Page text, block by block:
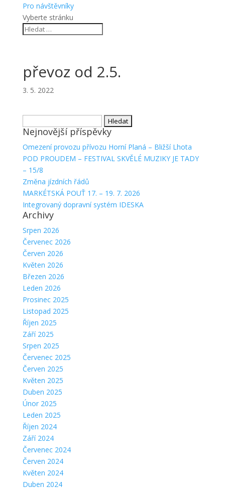
Pro návštěvníky
Vyberte stránku
převoz od 2.5.
3. 5. 2022
Nejnovější příspěvky
Omezení provozu přívozu Horní Planá – Bližší Lhota
POD PROUDEM – FESTIVAL SKVĚLÉ MUZIKY JE TADY
– 15/8
Změna jízdních řádů
MARKÉTSKÁ POUŤ 17. – 19. 7. 2026
Integrovaný dopravní systém IDESKA
Archivy
Srpen 2026
Červenec 2026
Červen 2026
Květen 2026
Březen 2026
Leden 2026
Prosinec 2025
Listopad 2025
Říjen 2025
Září 2025
Srpen 2025
Červenec 2025
Červen 2025
Květen 2025
Duben 2025
Únor 2025
Leden 2025
Říjen 2024
Září 2024
Červenec 2024
Červen 2024
Květen 2024
Duben 2024